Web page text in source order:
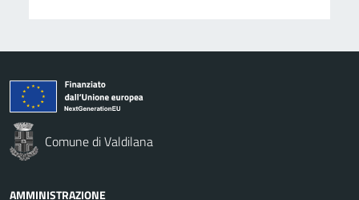
Comune di Valdilana
AMMINISTRAZIONE